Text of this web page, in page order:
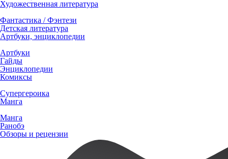
Художественная литература
Фантастика / Фэнтези
Детская литература
Артбуки, энциклопедии
Артбуки
Гайды
Энциклопедии
Комиксы
Супергероика
Манга
Манга
Ранобэ
Обзоры и рецензии